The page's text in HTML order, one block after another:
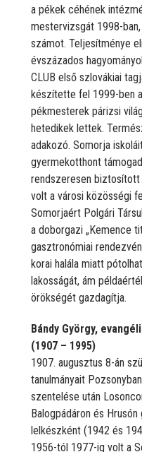
a pékek céhének
mestervizsgát 1998-
számot. Teljesítménye
évszázados
CLUB első szlovákiai
készítette fel 1999-ben
pékmesterek párizsi
hetedikek lettek.
adakozó. Somorja
gyermekotthont
rendszeresen
volt a városi közösségi
Somorjaért Polgári
a doborgazi „Kemence
gasztronómiai
korai halála miatt
lakosságát, ám
örökségét gazdagítja.
Bándy György,
(1907 – 1995)
1907. augusztus 8-án
tanulmányait
szentelése után
Balogpádáron és
lelkészként (1942 és
1956-tól 1977-ig volt a